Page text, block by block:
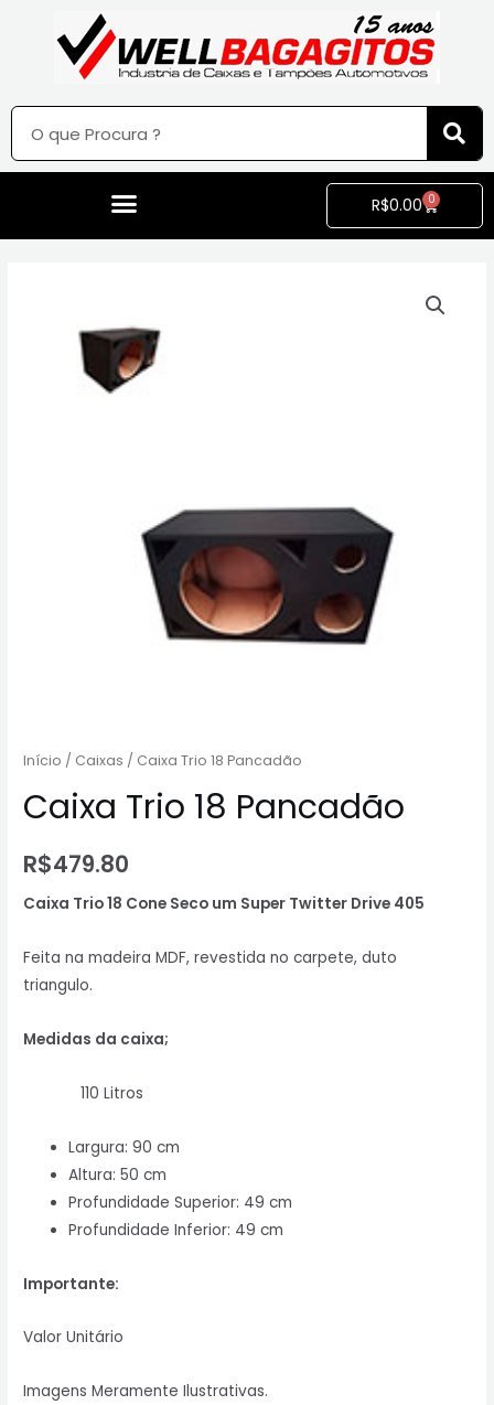
R$0.00 0
Início / Caixas / Caixa Trio 18 Pancadão
Caixa Trio 18 Pancadão
R$479.80
Caixa Trio 18 Cone Seco um Super Twitter Drive 405
Feita na madeira MDF, revestida no carpete, duto
triangulo.
Medidas da caixa;
110 Litros
Largura: 90 cm
Altura: 50 cm
Profundidade Superior: 49 cm
Profundidade Inferior: 49 cm
Importante:
Valor Unitário
Imagens Meramente Ilustrativas.